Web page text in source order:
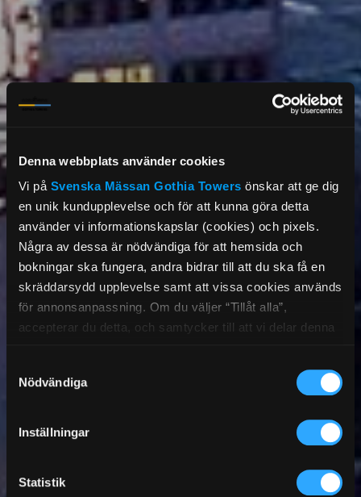
Denna webbplats använder cookies
Vi på Svenska Mässan Gothia Towersönskar att ge dig
en unik kundupplevelse och för att kunna göra detta
använder vi informationskapslar (cookies) och pixels.
Några av dessa är nödvändiga för att hemsida och
bokningar ska fungera, andra bidrar till att du ska få en
skräddarsydd upplevelse samt att vissa cookies används
för annonsanpassning. Om du väljer “Tillåt alla”,
accepterar du detta, och samtycker till att vi delar denna
marknadsföringspartners. Detta kan innebära att dina
data bearbetas i USA. Om du tackar nej använder vi
att få personanpassat innehåll. Välj “Visa detaljer” för att
få mer information och för att administrera dina alternativ.
Du kan när som helst ändra dina önskemål. Se mer
information i vår
Nödvändiga
Inställningar
Statistik